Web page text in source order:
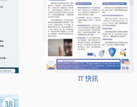
IT 快訊